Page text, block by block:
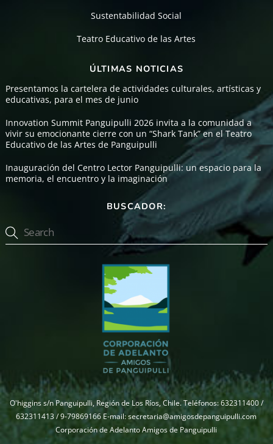
Back
Sustentabilidad Social
Teatro Educativo de las Artes
ÚLTIMAS NOTICIAS
Presentamos la cartelera de actividades culturales, artísticas y
educativas, para el mes de junio
Innovation Summit Panguipulli 2026 invita a la comunidad a
vivir su emocionante cierre con un “Shark Tank” en el Teatro
Educativo de las Artes de Panguipulli
Inauguración del Centro Lector Panguipulli: un espacio para la
memoria, el encuentro y la imaginación
BUSCADOR:
O'higgins s/n Panguipulli, Región de Los Ríos, Chile. Teléfonos: 632311400 /
632311413 / 9-79869166 E-mail: secretaria@amigosdepanguipulli.com
Corporación de Adelanto Amigos de Panguipulli